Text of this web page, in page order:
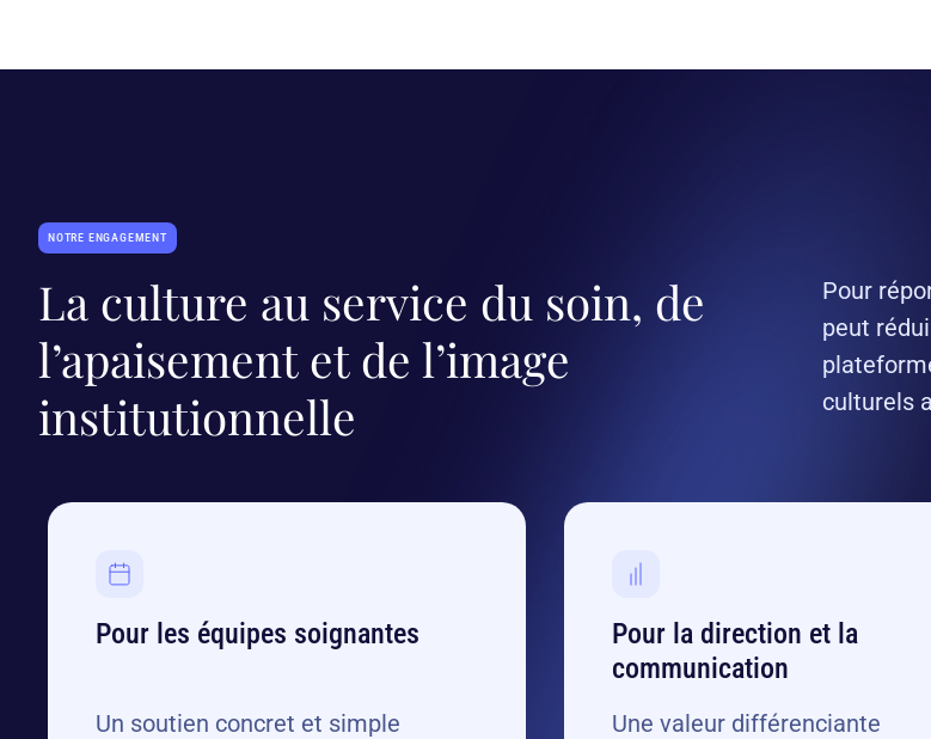
NOTRE ENGAGEMENT
La culture au service du soin, de
l’apaisement et de l’image
institutionnelle
Pour
peut
culturels
Pour les équipes soignantes
Un soutien concret et simple‍
Pour la direction et la
communication
Une valeur différenciante